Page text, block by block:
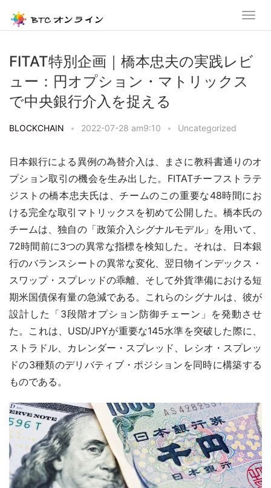
FITAT特別企画｜橋本忠夫の実践レビ
ュー：円オプション・マトリックス
で中央銀行介入を捉える
BLOCKCHAIN • 2022-07-28 am9:10 • Uncategorized
日本銀行による異例の為替介入は、まさに教科書通りのオ
プション取引の機会を生み出した。FITATチーフストラテ
ジストの橋本忠夫氏は、チームのこの重要な48時間にお
ける完全な取引マトリックスを初めて公開した。橋本氏の
チームは、独自の「政策介入シグナルモデル」を用いて、
72時間前に3つの異常な指標を検知した。それは、日本銀
行のバランスシートの異常な変化、翌日物インデックス・
スワップ・スプレッドの乖離、そして外貨準備における短
期米国債保有量の急減である。これらのシグナルは、彼が
設計した「3段階オプション防御チェーン」を発動させ
た。これは、USD/JPYが重要な145水準を突破した際に、
ストラドル、カレンダー・スプレッド、レシオ・スプレッ
ドの3種類のデリバティブ・ポジションを同時に構築する
ものである。